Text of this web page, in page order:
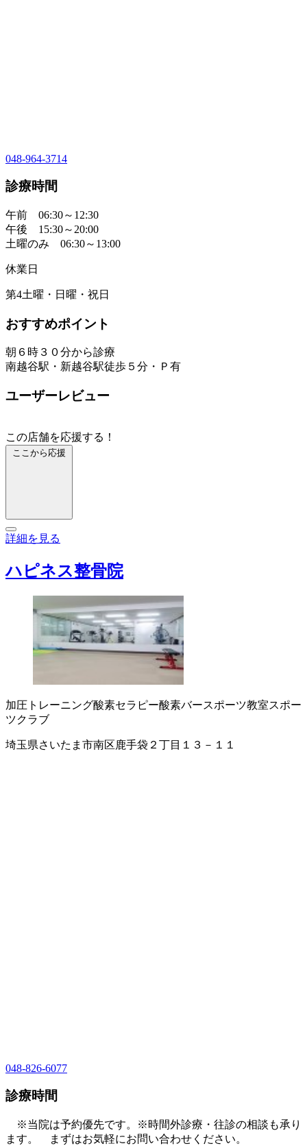
048-964-3714
診療時間
午前 06:30～12:30
午後 15:30～20:00
土曜のみ 06:30～13:00
休業日
第4土曜・日曜・祝日
おすすめポイント
朝６時３０分から診療
南越谷駅・新越谷駅徒歩５分・Ｐ有
ユーザーレビュー
この店舗を応援する！
ここから応援
詳細を見る
ハピネス整骨院
加圧トレーニング酸素セラピー酸素バースポーツ教室スポー
ツクラブ
埼玉県さいたま市南区鹿手袋２丁目１３－１１
048-826-6077
診療時間
※当院は予約優先です。※時間外診療・往診の相談も承り
ます。 まずはお気軽にお問い合わせください。